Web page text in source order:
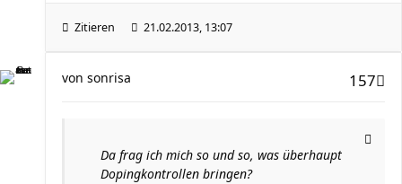
Zitieren 21.02.2013, 13:07
157
von sonrisa
Da frag ich mich so und so, was überhaupt
Dopingkontrollen bringen?